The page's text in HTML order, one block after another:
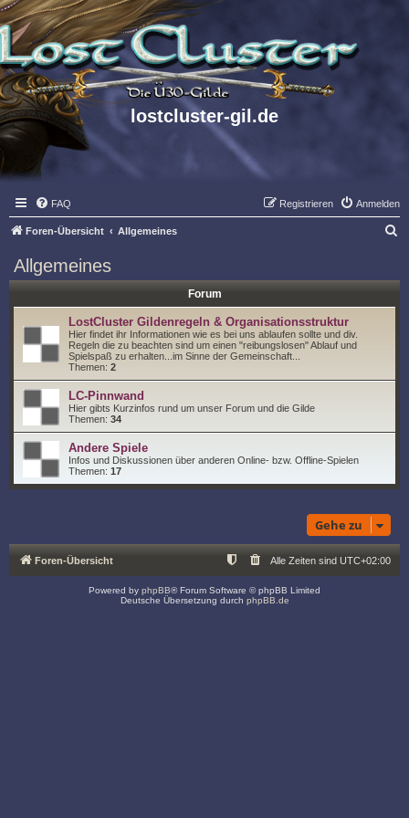
lostcluster-gil.de
FAQ Anmelden
Registrieren
Foren-Übersicht Allgemeines
Allgemeines
Forum
LostCluster Gildenregeln & Organisationsstruktur
Hier findet ihr Informationen wie es bei uns ablaufen sollte und div.
Regeln die zu beachten sind um einen "reibungslosen" Ablauf und
Spielspaß zu erhalten...im Sinne der Gemeinschaft...
Themen: 2
LC-Pinnwand
Hier gibts Kurzinfos rund um unser Forum und die Gilde
Themen: 34
Andere Spiele
Infos und Diskussionen über anderen Online- bzw. Offline-Spielen
Themen: 17
Gehe zu
Foren-Übersicht Alle Zeiten sind UTC+02:00
Powered by phpBB® Forum Software © phpBB Limited
Deutsche Übersetzung durch phpBB.de